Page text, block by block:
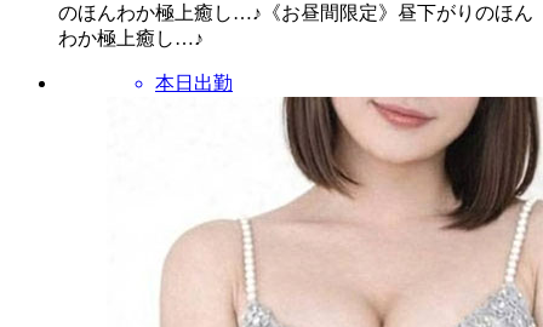
のほんわか極上癒し…♪ 《お昼間限定》昼下がりのほん
わか極上癒し…♪
本日出勤